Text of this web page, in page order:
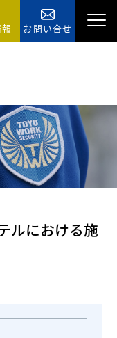
お問い合せ
ルにおける施